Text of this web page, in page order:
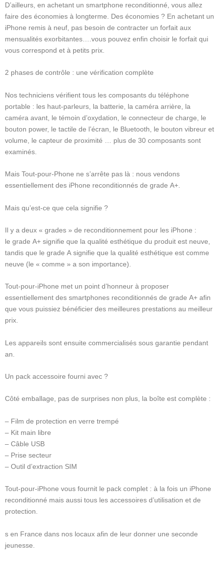
D’ailleurs, en achetant un smartphone reconditionné, vous allez
faire des économies à longterme. Des économies ? En achetant un
iPhone remis à neuf, pas besoin de contracter un forfait aux
mensualités exorbitantes….vous pouvez enfin choisir le forfait qui
vous correspond et à petits prix.
2 phases de contrôle : une vérification complète
Nos techniciens vérifient tous les composants du téléphone
portable : les haut-parleurs, la batterie, la caméra arrière, la
caméra avant, le témoin d’oxydation, le connecteur de charge, le
bouton power, le tactile de l’écran, le Bluetooth, le bouton vibreur et
volume, le capteur de proximité … plus de 30 composants sont
examinés.
Mais Tout-pour-Phone ne s’arrête pas là : nous vendons
essentiellement des iPhone reconditionnés de grade A+.
Mais qu’est-ce que cela signifie ?
Il y a deux « grades » de reconditionnement pour les iPhone :
le grade A+ signifie que la qualité esthétique du produit est neuve,
tandis que le grade A signifie que la qualité esthétique est comme
neuve (le « comme » a son importance).
Tout-pour-iPhone met un point d’honneur à proposer
essentiellement des smartphones reconditionnés de grade A+ afin
que vous puissiez bénéficier des meilleures prestations au meilleur
prix.
Les appareils sont ensuite commercialisés sous garantie pendant
an.
Un pack accessoire fourni avec ?
Côté emballage, pas de surprises non plus, la boîte est complète :
– Film de protection en verre trempé
– Kit main libre
– Câble USB
– Prise secteur
– Outil d’extraction SIM
Tout-pour-iPhone vous fournit le pack complet : à la fois un iPhone
reconditionné mais aussi tous les accessoires d’utilisation et de
protection.
s en France dans nos locaux afin de leur donner une seconde
jeunesse.